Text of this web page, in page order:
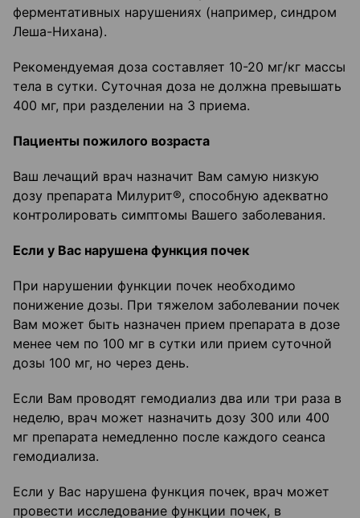
ферментативных нарушениях (например, синдром
Леша-Нихана).
Рекомендуемая доза составляет 10-20 мг/кг массы
тела в сутки. Суточная доза не должна превышать
400 мг, при разделении на 3 приема.
Пациенты пожилого возраста
Ваш лечащий врач назначит Вам самую низкую
дозу препарата Милурит®, способную адекватно
контролировать симптомы Вашего заболевания.
Если у Вас нарушена функция почек
При нарушении функции почек необходимо
понижение дозы. При тяжелом заболевании почек
Вам может быть назначен прием препарата в дозе
менее чем по 100 мг в сутки или прием суточной
дозы 100 мг, но через день.
Если Вам проводят гемодиализ два или три раза в
неделю, врач может назначить дозу 300 или 400
мг препарата немедленно после каждого сеанса
гемодиализа.
Если у Вас нарушена функция почек, врач может
провести исследование функции почек, в